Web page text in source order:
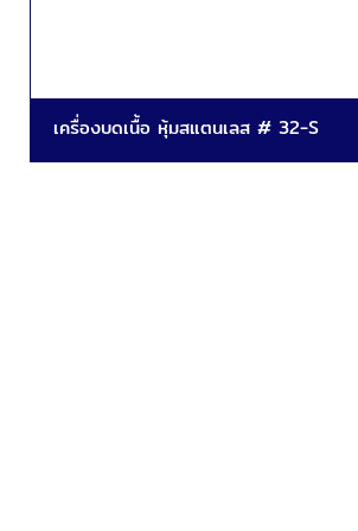
เครื่องบดเนื้อ หุ้มสแตนเลส # 32-S